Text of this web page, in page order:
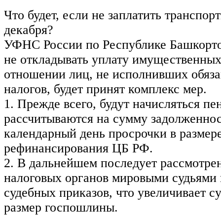
Что будет, если не заплатить
декабря?
УФНС России по Республике
не откладывать уплату
отношении лиц, не исполнивших
налогов, будет принят комплекс мер.
1. Прежде всего, будут начисляться
рассчитываются на сумму
календарный день просрочки в
рефинансирования ЦБ РФ.
2. В дальнейшем последует
налоговых органов мировыми
судебных приказов, что увеличивает
размер госпошлины.